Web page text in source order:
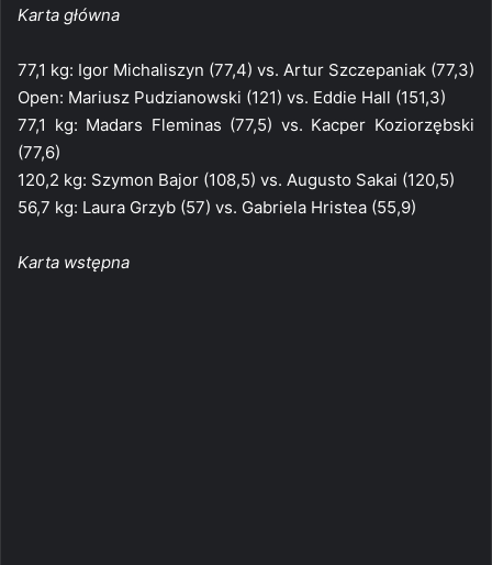
Karta główna
77,1 kg: Igor Michaliszyn (77,4) vs. Artur Szczepaniak (77,3)
Open: Mariusz Pudzianowski (121) vs. Eddie Hall (151,3)
77,1 kg: Madars Fleminas (77,5) vs. Kacper Koziorzębski
(77,6)
120,2 kg: Szymon Bajor (108,5) vs. Augusto Sakai (120,5)
56,7 kg: Laura Grzyb (57) vs. Gabriela Hristea (55,9)
Karta wstępna ​